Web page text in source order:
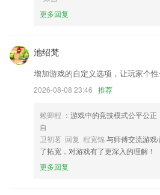
全民购彩大厅首页软件优势
2.·多种课程：分级别授课，学习更有针对性
3.从确定好到明显差之间的分数过渡要均匀
4.多数课程配有电子书及练习题库，依管理
5.·提供的早教学习资料丰富多样，精选寓
6.这里能对基本的口语能力等进行纠正，
全民购彩大厅首页更新了什么?
修复了网络慢导致巡检插入多条的bug
支持设置中文键盘展示小写字母，更贴合长
更多回复
池绍梵
增加游戏的自定义选项，让玩家个
2026-08-08 23:46 推荐
赖卿程 ：游戏中的竞技模式公平公
自
卫初茗 回复 程宽锦与师傅交流游戏
了拓宽，对游戏有了更深入的理解！
更多回复